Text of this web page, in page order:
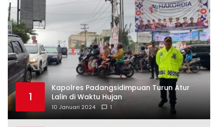
1
Kapolres Padangsidimpuan Turun Atur
Lalin di Waktu Hujan
10 Januari 2024 1